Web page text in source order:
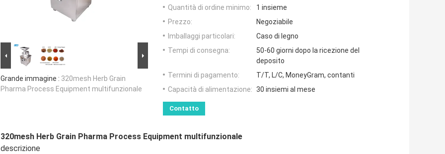
Grande immagine : 320mesh Herb Grain
Pharma Process Equipment multifunzionale
Quantità di ordine minimo:
1 insieme
Prezzo:
Negoziabile
Imballaggi particolari:
Caso di legno
Tempi di consegna:
50-60 giorni dopo la ricezione del
deposito
Termini di pagamento:
T/T, L/C, MoneyGram, contanti
Capacità di alimentazione: 30 insiemi al mese
Contatto
320mesh Herb Grain Pharma Process Equipment multifunzionale
descrizione